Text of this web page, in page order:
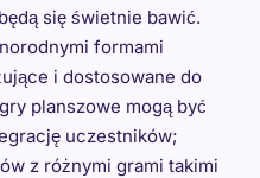
się świetnie bawić.
formami
i dostosowane do
planszowe mogą być
uczestników;
z różnymi grami takimi